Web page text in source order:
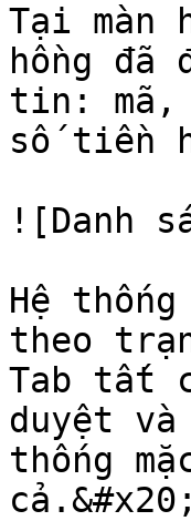
Tại màn
hồng đã
tin: mã,
số tiền
![Danh
Hệ
theo
Tab tất
duyệt
thống
cả.&#x20;